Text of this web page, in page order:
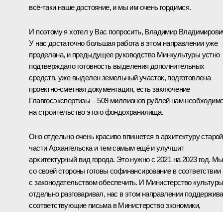
всё-таки наше достояние, и мы им очень гордимся.
И поэтому я хотел у Вас попросить, Владимир
У нас достаточно большая работа в этом направлении уже
проделана, и предыдущее руководство Минкультуры устно
подтверждало готовность выделения дополнительных
средств, уже выделен земельный участок, подготовлена
проектно-сметная документация, есть заключение
Главгосэкспертизы – 509 миллионов рублей нам
на строительство этого фондохранилища.
Оно отдельно очень красиво впишется в архитектуру старой
части Архангельска и тем самым ещё и улучшит
архитектурный вид города. Это нужно с 2021 на 2023 год. Мы
со своей стороны готовы софинансирование в соответствии
с законодательством обеспечить. И Министерство
отдельно разговаривал, нас в этом направлении
соответствующие письма в Министерство экономики,